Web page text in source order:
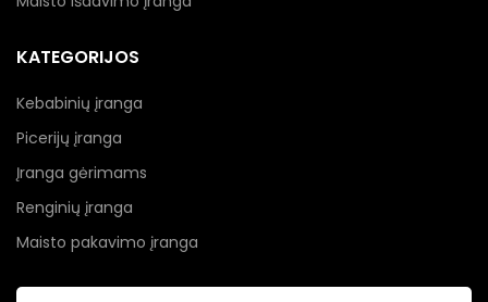
KATEGORIJOS
Kebabinių įranga
Picerijų įranga
Įranga gėrimams
Renginių įranga
Maisto pakavimo įranga